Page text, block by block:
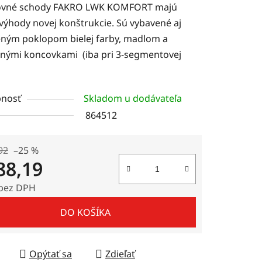
schody FAKRO LWK KOMFORT majú
novej konštrukcie. Sú vybavené aj
poklopom bielej farby, madlom a
koncovkami (iba pri 3-segmentovej
Skladom u dodávateľa
864512
–25 %
DPH
DO KOŠÍKA
Opýtať sa Zdieľať